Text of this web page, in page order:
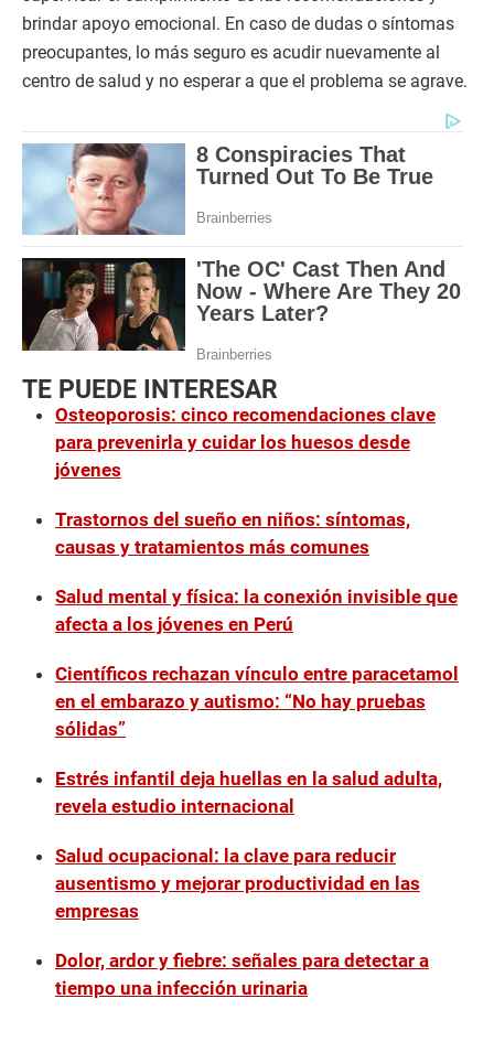
brindar apoyo emocional. En caso de dudas o síntomas
preocupantes, lo más seguro es acudir nuevamente al
centro de salud y no esperar a que el problema se agrave.
TE PUEDE INTERESAR
Osteoporosis: cinco recomendaciones clave
para prevenirla y cuidar los huesos desde
jóvenes
Trastornos del sueño en niños: síntomas,
causas y tratamientos más comunes
Salud mental y física: la conexión invisible que
afecta a los jóvenes en Perú
Científicos rechazan vínculo entre paracetamol
en el embarazo y autismo: “No hay pruebas
sólidas”
Estrés infantil deja huellas en la salud adulta,
revela estudio internacional
Salud ocupacional: la clave para reducir
ausentismo y mejorar productividad en las
empresas
Dolor, ardor y fiebre: señales para detectar a
tiempo una infección urinaria